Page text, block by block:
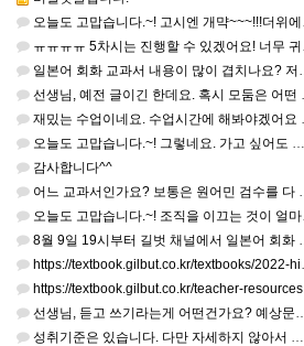
오늘도 고맙습니다.~! 고시엔 개먁~~~!!!더위에 어떨라나요...감사합니다. ^^
ㅠㅠㅠㅠ 5차시는 진행할 수 있겠어요! 너무 귀한 자료 정말 감사합니다!!!
일본어 회화 교과서 내용이 많이 겹치나요? 저는 1,2학기 출판사가 달라서인지, 회화 단어와 분량이 더 많다…
선생님, 예전 글이긴 한데요. 혹시 모둠은 어떤 식으로 구성하셨을까요? 진단평가를 보시고 모둠장(도우미학생)…
재밌는 수업이네요. 수업시간에 해봐야겠어요 감사합니다
오늘도 고맙습니다.~! 그렇네요. 가고 싶어도 다른 사람에게 민폐는 안되는 것... 감사해요. ^^
감사합니다^^
어느 교과서인가요? 보통은 원어민 검수를 다 할 것 같은데...
오늘도 고맙습니다.~! 조직을 이끄는 것이 얼마나 어려운 일일까요? 우선 봉사하는 마음이 필요!!! 감사해요…
8월 9일 19시부터 길벗 채널에서 일본어 회화 관련 연수를 저작 직강으로 한다고 합니다. 많이 도움이 되실…
https://textbook.gilbut.co.kr/textbooks/2022-high-school-jap…
https://textbook.gilbut.co.kr/teacher-resources/2022-high-sc…
선생님, 듣고 쓰기라는게 어떤건가요? 예상문장 20~30개 중 몇개를 틀어주고 들리는대로 쓰는 건가요? 자세…
성취기준은 있습니다. 다만 자세하지 않아서 교과서 내용에 맞게 좀 더 구체적으로 재구조화를 하신 선생님이 계…